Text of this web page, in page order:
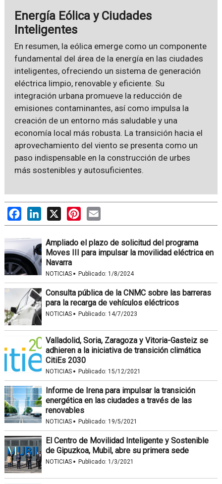
Energía Eólica y Ciudades
Inteligentes
En resumen, la eólica emerge como un componente
fundamental del área de la energía en las ciudades
inteligentes, ofreciendo un sistema de generación
eléctrica limpio, renovable y eficiente. Su
integración urbana promueve la reducción de
emisiones contaminantes, así como impulsa la
creación de un entorno más saludable y una
economía local más robusta. La transición hacia el
aprovechamiento del viento se presenta como un
paso indispensable en la construcción de urbes
más sostenibles y autosuficientes.
FacebookLinkedIn
X PinterestEmail
Ampliado el plazo de solicitud del programa
Moves III para impulsar la movilidad eléctrica en
Navarra
NOTICIAS · Publicado: 1/8/2024
Consulta pública de la CNMC sobre las barreras
para la recarga de vehículos eléctricos
NOTICIAS · Publicado: 14/7/2023
Valladolid, Soria, Zaragoza y Vitoria-Gasteiz se
adhieren a la iniciativa de transición climática
CitiEs 2030
NOTICIAS · Publicado: 15/12/2021
Informe de Irena para impulsar la transición
energética en las ciudades a través de las
renovables
NOTICIAS · Publicado: 19/5/2021
El Centro de Movilidad Inteligente y Sostenible
de Gipuzkoa, Mubil, abre su primera sede
NOTICIAS · Publicado: 1/3/2021